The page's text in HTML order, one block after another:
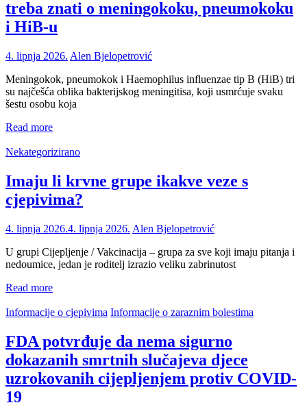
treba znati o meningokoku, pneumokoku
i HiB-u
4. lipnja 2026. Alen Bjelopetrović
Meningokok, pneumokok i Haemophilus influenzae tip B (HiB) tri
su najčešća oblika bakterijskog meningitisa, koji usmrćuje svaku
šestu osobu koja
Read more
Nekategorizirano
Imaju li krvne grupe ikakve veze s
cjepivima?
4. lipnja 2026.4. lipnja 2026. Alen Bjelopetrović
U grupi Cijepljenje / Vakcinacija – grupa za sve koji imaju pitanja i
nedoumice, jedan je roditelj izrazio veliku zabrinutost
Read more
Informacije o cjepivima Informacije o zaraznim bolestima
FDA potvrđuje da nema sigurno
dokazanih smrtnih slučajeva djece
uzrokovanih cijepljenjem protiv COVID-
19